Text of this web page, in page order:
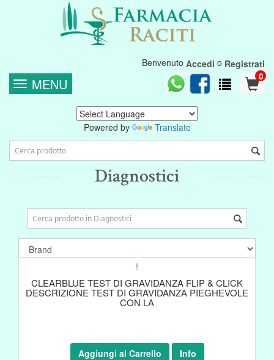
Benvenuto Accedi o Registrati
0
MENU
Powered by Translate
Diagnostici
!
CLEARBLUE TEST DI GRAVIDANZA FLIP & CLICK
DESCRIZIONE TEST DI GRAVIDANZA PIEGHEVOLE
CON LA
Aggiungi al Carrello Info